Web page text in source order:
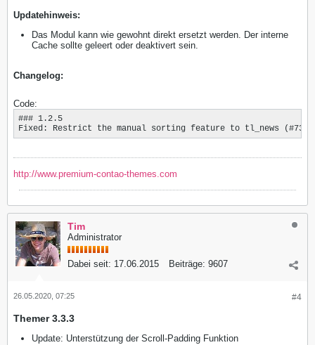
Updatehinweis:
Das Modul kann wie gewohnt direkt ersetzt werden. Der interne
Cache sollte geleert oder deaktivert sein.
Changelog:
Code:
### 1.2.5
Fixed: Restrict the manual sorting feature to tl_news (#73)
http://www.premium-contao-themes.com
Tim
Administrator
Dabei seit: 17.06.2015 Beiträge: 9607
#4
26.05.2020, 07:25
Themer 3.3.3
Update: Unterstützung der Scroll-Padding Funktion